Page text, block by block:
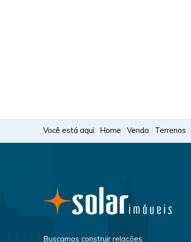
Você está aqui: Home Venda Terrenos
Buscamos construir relações